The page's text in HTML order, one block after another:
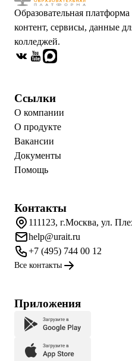
Образовательная
контент, сервисы, данные
колледжей.
Ссылки
О компании
О продукте
Вакансии
Документы
Помощь
Контакты
111123, г.Москва, ул.
help@urait.ru
+7 (495) 744 00 12
Все контакты
Приложения